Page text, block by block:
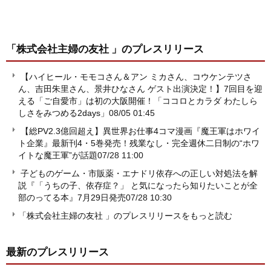
「株式会社主婦の友社 」 のプレスリリース
【ハイヒール・モモコさん＆アン ミカさん、コウケンテツさ
ん、吉田朱里さん、景井ひなさん ゲスト出演決定！】7回目を迎
える「ご自愛市」は初の大阪開催！「ココロとカラダ わたしら
しさをみつめる2days」 08/05 01:45
【総PV2.3億回超え】異世界お仕事4コマ漫画『魔王軍はホワイ
ト企業』最新刊4・5巻発売！残業なし・完全週休二日制の“ホワ
イトな魔王軍”が話題07/28 11:00
子どものゲーム・市販薬・エナドリ依存への正しい対処法を解
説『「うちの子、依存症？」 と気になったら知りたいことが全
部のってる本』7月29日発売07/28 10:30
「株式会社主婦の友社 」のプレスリリースをもっと読む
最新のプレスリリース